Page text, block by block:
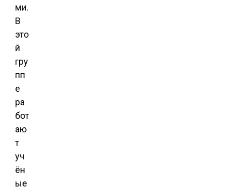
ми.
В
это
й
гру
пп
е
ра
бот
аю
т
уч
ён
ые